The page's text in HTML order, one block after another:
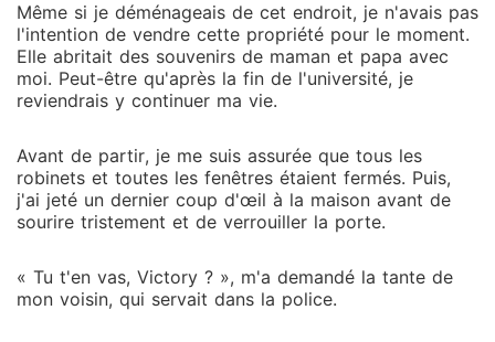
Même si je déménageais de cet endroit, je n'avais pas
l'intention de vendre cette propriété pour le moment.
Elle abritait des souvenirs de maman et papa avec
moi. Peut-être qu'après la fin de l'université, je
reviendrais y continuer ma vie.
Avant de partir, je me suis assurée que tous les
robinets et toutes les fenêtres étaient fermés. Puis,
j'ai jeté un dernier coup d'œil à la maison avant de
sourire tristement et de verrouiller la porte.
« Tu t'en vas, Victory ? », m'a demandé la tante de
mon voisin, qui servait dans la police.